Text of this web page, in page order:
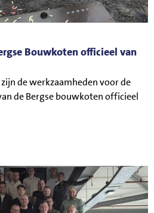
Bouwkoten officieel van
de werkzaamheden voor de
de Bergse bouwkoten officieel